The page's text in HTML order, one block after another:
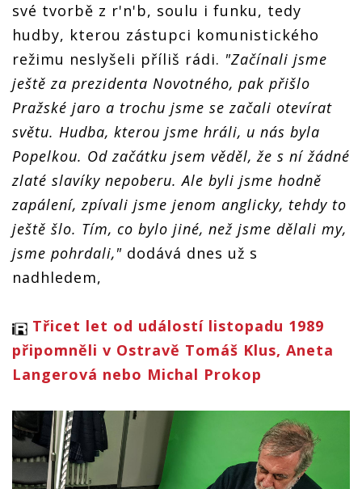
své tvorbě z r'n'b, soulu i funku, tedy
hudby, kterou zástupci komunistického
režimu neslyšeli příliš rádi. "Začínali jsme
ještě za prezidenta Novotného, pak přišlo
Pražské jaro a trochu jsme se začali otevírat
světu. Hudba, kterou jsme hráli, u nás byla
Popelkou. Od začátku jsem věděl, že s ní žádné
zlaté slavíky nepoberu. Ale byli jsme hodně
zapálení, zpívali jsme jenom anglicky, tehdy to
ještě šlo. Tím, co bylo jiné, než jsme dělali my,
jsme pohrdali," dodává dnes už s
nadhledem,
Třicet let od událostí listopadu 1989
připomněli v Ostravě Tomáš Klus, Aneta
Langerová nebo Michal Prokop